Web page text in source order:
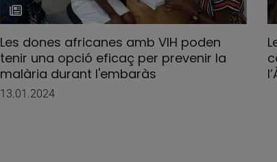
Les dones africanes amb VIH poden
tenir una opció eficaç per prevenir la
malària durant l'embaràs
13.01.2024